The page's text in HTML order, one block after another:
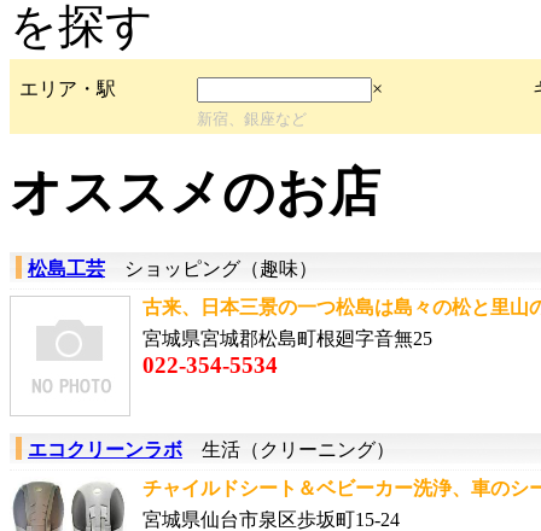
エリア・駅 ×
新宿、銀座など
オススメのお店
松島工芸 ショッピング（趣味）
古来、日本三景の一つ松島は島々の松と里
宮城県宮城郡松島町根廻字音無25
022-354-5534
エコクリーンラボ 生活（クリーニング）
チャイルドシート＆ベビーカー洗浄、車の
宮城県仙台市泉区歩坂町15-24